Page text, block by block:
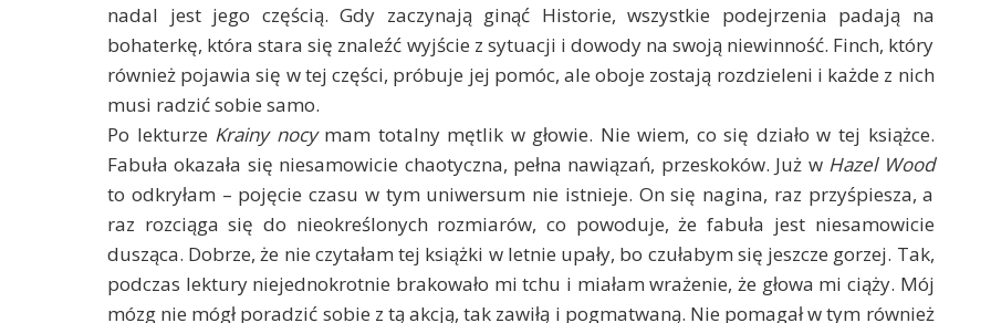
nadal jest jego częścią. Gdy zaczynają ginąć Historie, wszystkie podejrzenia padają na
bohaterkę, która stara się znaleźć wyjście z sytuacji i dowody na swoją niewinność. Finch, który
również pojawia się w tej części, próbuje jej pomóc, ale oboje zostają rozdzieleni i każde z nich
musi radzić sobie samo.
Po lekturze Krainy nocymam totalny mętlik w głowie. Nie wiem, co się działo w tej książce.
Fabuła okazała się niesamowicie chaotyczna, pełna nawiązań, przeskoków. Już w Hazel Wood
to odkryłam – pojęcie czasu w tym uniwersum nie istnieje. On się nagina, raz przyśpiesza, a
raz rozciąga się do nieokreślonych rozmiarów, co powoduje, że fabuła jest niesamowicie
dusząca. Dobrze, że nie czytałam tej książki w letnie upały, bo czułabym się jeszcze gorzej. Tak,
podczas lektury niejednokrotnie brakowało mi tchu i miałam wrażenie, że głowa mi ciąży. Mój
mózg nie mógł poradzić sobie z tą akcją, tak zawiłą i pogmatwaną. Nie pomagał w tym również